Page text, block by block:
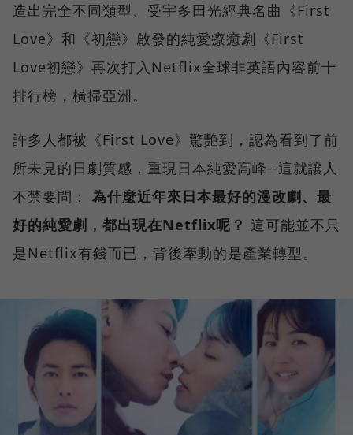
造出完全不同類型、受宇多田光經典名曲《First
Love》和《初戀》啟發的純愛療癒劇《First
Love初戀》再次打入Netflix全球非英語內容前十
排行榜，橫掃亞洲。
許多人都被《First Love》驚艷到，認為看到了前
所未見的日劇質感，重現日本純愛高峰--這就讓人
不禁要問： 為什麼近年來日本最好的漫改劇、最
好的純愛劇，都出現在Netflix呢？ 這可能並不只
是Netflix有錢而已，背後牽動的是產業轉型。